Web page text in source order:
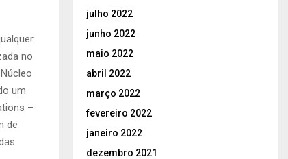
no
um
–
de
julho 2022
junho 2022
maio 2022
abril 2022
março 2022
fevereiro 2022
janeiro 2022
dezembro 2021